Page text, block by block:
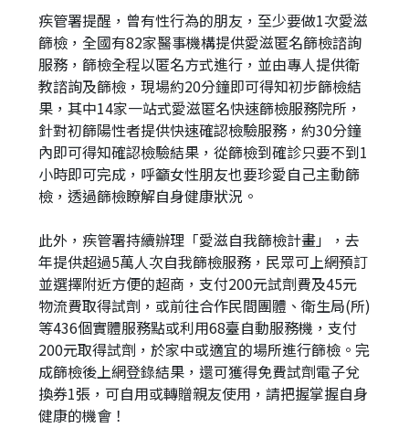
疾管署提醒，曾有性行為的朋友，至少要做1次愛滋
篩檢，全國有82家醫事機構提供愛滋匿名篩檢諮詢
服務，篩檢全程以匿名方式進行，並由專人提供衛
教諮詢及篩檢，現場約20分鐘即可得知初步篩檢結
果，其中14家一站式愛滋匿名快速篩檢服務院所，
針對初篩陽性者提供快速確認檢驗服務，約30分鐘
內即可得知確認檢驗結果，從篩檢到確診只要不到1
小時即可完成，呼籲女性朋友也要珍愛自己主動篩
檢，透過篩檢瞭解自身健康狀況。
此外，疾管署持續辦理「愛滋自我篩檢計畫」，去
年提供超過5萬人次自我篩檢服務，民眾可上網預訂
並選擇附近方便的超商，支付200元試劑費及45元
物流費取得試劑，或前往合作民間團體、衛生局(所)
等436個實體服務點或利用68臺自動服務機，支付
200元取得試劑，於家中或適宜的場所進行篩檢。完
成篩檢後上網登錄結果，還可獲得免費試劑電子兌
換券1張，可自用或轉贈親友使用，請把握掌握自身
健康的機會！